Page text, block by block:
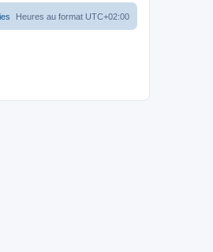
Heures au format UTC+02:00